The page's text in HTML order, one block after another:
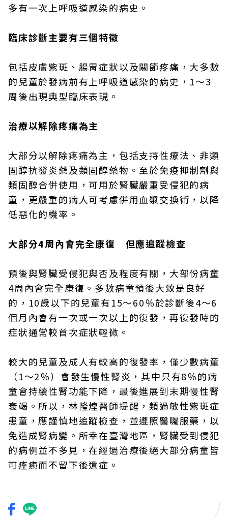
多有一次上呼吸道感染的病史。
臨床診斷主要有三個特徵
包括皮膚紫斑、腸胃症狀以及關節疼痛，大多數
的兒童於發病前有上呼吸道感染的病史，1～3
周後出現典型臨床表現。
治療以解除疼痛為主
大部分以解除疼痛為主，包括支持性療法、非類
固醇抗發炎藥及類固醇藥物。至於免疫抑制劑與
類固醇合併使用，可用於腎臟嚴重受侵犯的病
童，更嚴重的病人可考慮併用血漿交換術，以降
低惡化的機率。
大部分4周內會完全康復 但應追蹤檢查
預後與腎臟受侵犯與否及程度有關，大部份病童
4周內會完全康復。多數病童預後大致是良好
的，10歲以下的兒童有15～60％於診斷後4～6
個月內會有一次或一次以上的復發，再復發時的
症狀通常較首次症狀輕微。
較大的兒童及成人有較高的復發率，僅少數病童
（1～2％）會發生慢性腎炎，其中只有8％的病
童會持續性腎功能下降，最後進展到末期慢性腎
衰竭。所以，林隆煌醫師提醒，類過敏性紫斑症
患童，應謹慎地追蹤檢查，並遵照醫囑服藥，以
免造成腎病變。所幸在臺灣地區，腎臟受到侵犯
的病例並不多見，在經過治療後絕大部分病童皆
可痊癒而不留下後遺症。